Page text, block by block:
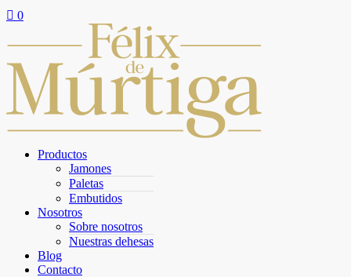
 0
Productos
Jamones
Paletas
Embutidos
Nosotros
Sobre nosotros
Nuestras dehesas
Blog
Contacto